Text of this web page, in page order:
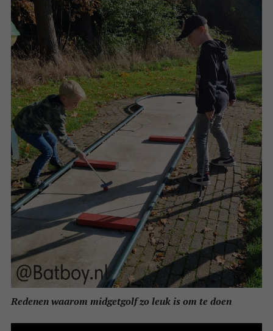
Redenen waarom midgetgolf zo leuk is om te doen